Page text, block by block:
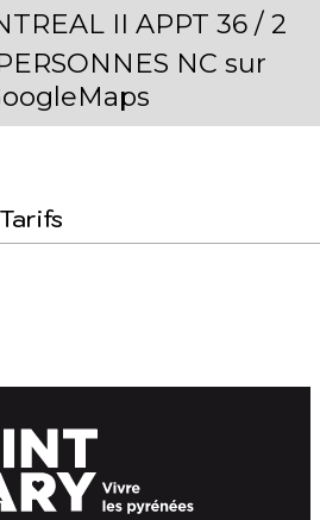
II APPT 36 / 2
NC sur